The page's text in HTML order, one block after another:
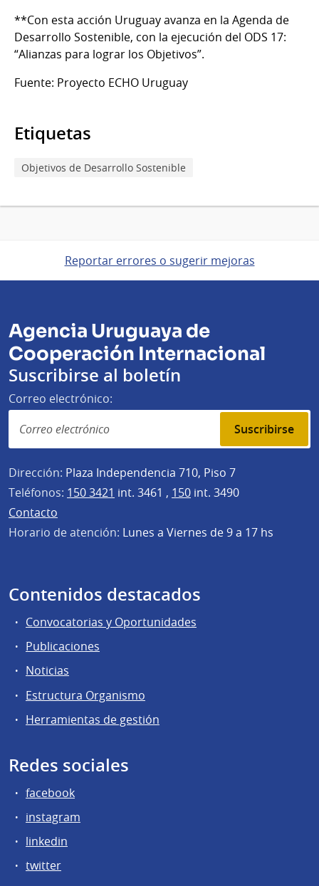
**Con esta acción Uruguay avanza en la Agenda de
Desarrollo Sostenible, con la ejecución del ODS 17:
“Alianzas para lograr los Objetivos”.
Fuente: Proyecto ECHO Uruguay
Etiquetas
Objetivos de Desarrollo Sostenible
Reportar errores o sugerir mejoras
Agencia Uruguaya de
Cooperación Internacional
Suscribirse al boletín
Correo electrónico:
Suscribirse
Dirección: Plaza Independencia 710, Piso 7
Teléfonos: 150 3421 int. 3461 , 150 int. 3490
Contacto
Horario de atención: Lunes a Viernes de 9 a 17 hs
Contenidos destacados
Convocatorias y Oportunidades
Publicaciones
Noticias
Estructura Organismo
Herramientas de gestión
Redes sociales
facebook
instagram
linkedin
twitter